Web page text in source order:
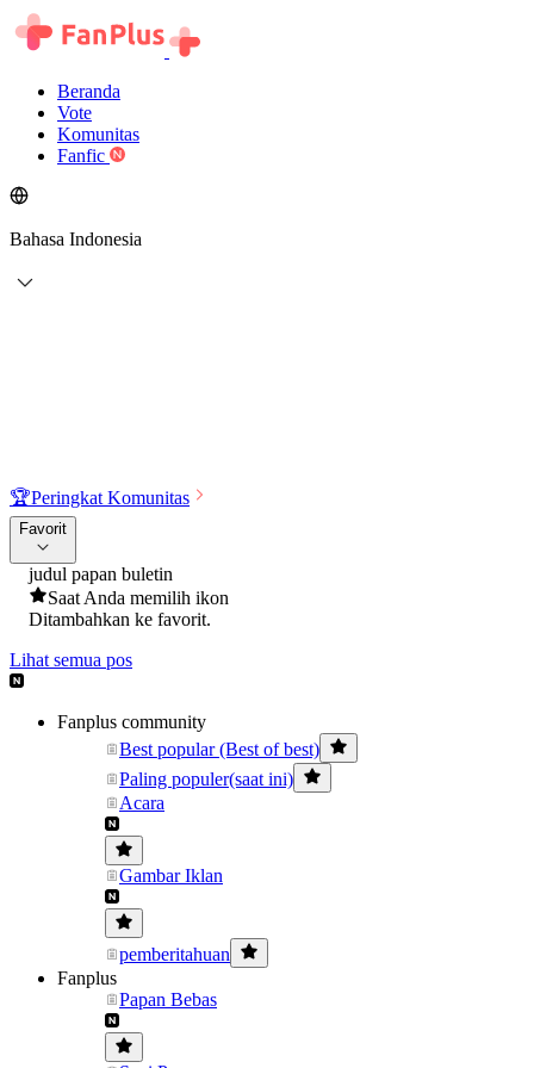
Beranda
Vote
Komunitas
Fanfic
Bahasa Indonesia
🏆Peringkat Komunitas
Favorit
judul papan buletin
Saat Anda memilih ikon
Ditambahkan ke favorit.
Lihat semua pos
Fanplus community
Best popular (Best of best)
Paling populer(saat ini)
Acara
Gambar Iklan
pemberitahuan
Fanplus
Papan Bebas